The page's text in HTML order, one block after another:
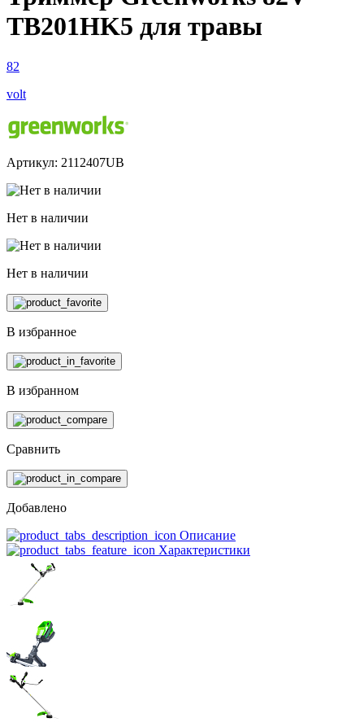
TB201HK5 для травы
82
volt
Артикул: 2112407UB
Нет в наличии
Нет в наличии
В избранное
В избранном
Сравнить
Добавлено
Описание
Характеристики